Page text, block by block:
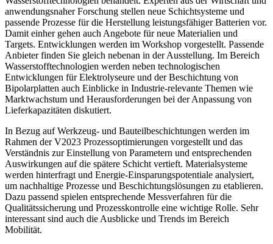
anwendungsnaher Forschung stellen neue Schichtsysteme und
passende Prozesse für die Herstellung leistungsfähiger Batterien vor.
Damit einher gehen auch Angebote für neue Materialien und
Targets. Entwicklungen werden im Workshop vorgestellt. Passende
Anbieter finden Sie gleich nebenan in der Ausstellung. Im Bereich
Wasserstofftechnologien werden neben technologischen
Entwicklungen für Elektrolyseure und der Beschichtung von
Bipolarplatten auch Einblicke in Industrie-relevante Themen wie
Marktwachstum und Herausforderungen bei der Anpassung von
Lieferkapazitäten diskutiert.
In Bezug auf Werkzeug- und Bauteilbeschichtungen werden im
Rahmen der V2023 Prozessoptimierungen vorgestellt und das
Verständnis zur Einstellung von Parametern und entsprechenden
Auswirkungen auf die spätere Schicht vertieft. Materialsysteme
werden hinterfragt und Energie-Einsparungspotentiale analysiert,
um nachhaltige Prozesse und Beschichtungslösungen zu etablieren.
Dazu passend spielen entsprechende Messverfahren für die
Qualitätssicherung und Prozesskontrolle eine wichtige Rolle. Sehr
interessant sind auch die Ausblicke und Trends im Bereich
Mobilität.